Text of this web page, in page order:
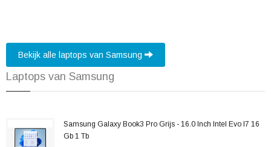
Bekijk alle laptops van Samsung
Laptops van Samsung
Samsung Galaxy Book3 Pro Grijs - 16.0 Inch Intel Evo I7 16
Gb 1 Tb